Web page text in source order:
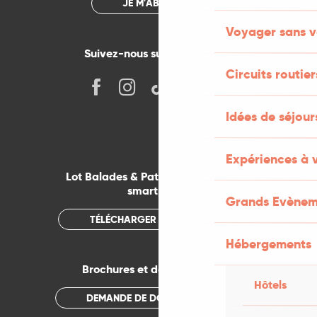
Voyager sans
Circuits
Idées de
Expériences à
Grands
Hébergements
Hôtels
JE M'ABONNE
Suivez-nous sur les réseaux !
Lot Balades & Patrimoines sur votre
smartphone
TÉLÉCHARGER L'APPLICATION
Brochures et documentations
DEMANDE DE DOCUMENTATION